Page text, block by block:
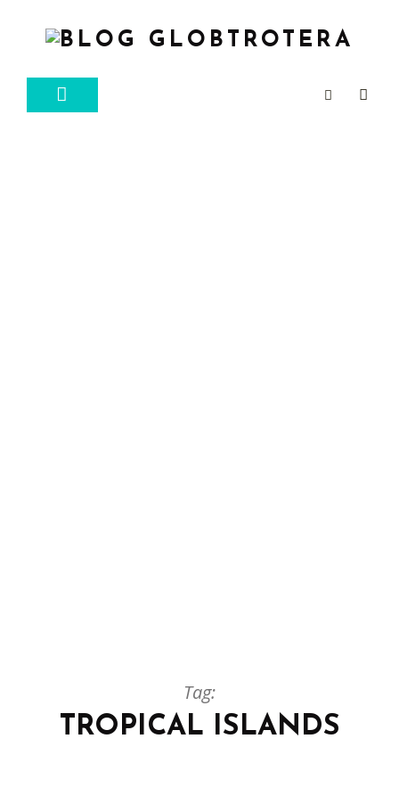
Tag:
TROPICAL ISLANDS